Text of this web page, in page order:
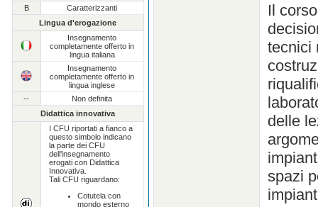
B
Caratterizzanti
Lingua d'erogazione
Insegnamento
completamente offerto in
lingua italiana
Insegnamento
completamente offerto in
lingua inglese
--
Non definita
Didattica innovativa
I CFU riportati a fianco a
questo simbolo indicano
la parte dei CFU
dell'insegnamento
erogati con Didattica
Innovativa.
Tali CFU riguardano:
Cotutela con
mondo esterno
Il
tecnici
delle
spazi